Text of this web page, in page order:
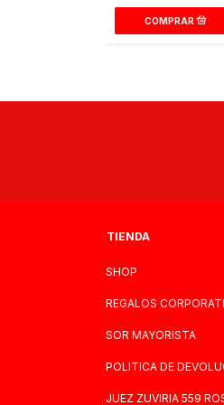
TIENDA
SHOP
REGALOS
SOR MAYORISTA
POLITICA DE
JUEZ ZUVIRIA 559